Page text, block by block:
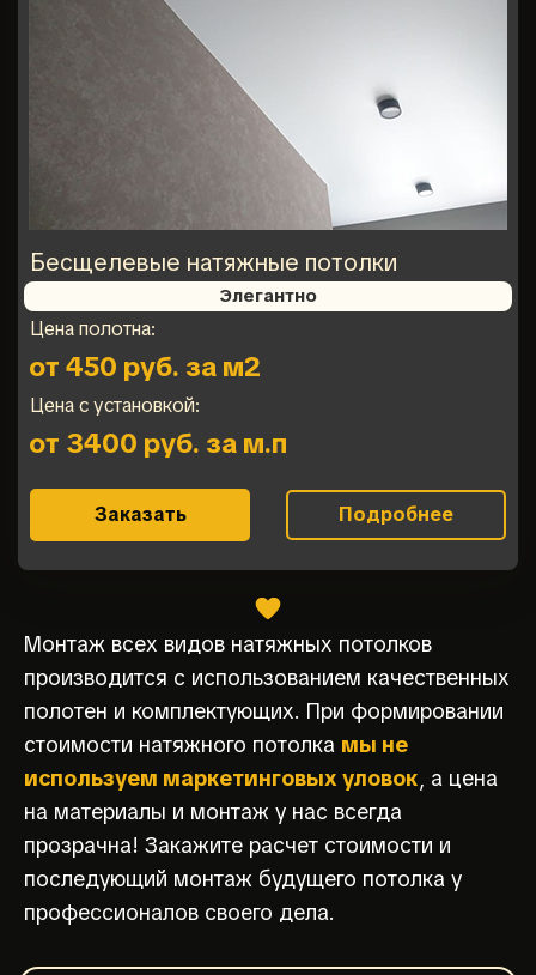
Бесщелевые натяжные потолки
Элегантно
Цена полотна:
от 450 руб. за м2
Цена с установкой:
от 3400 руб. за м.п
Заказать Подробнее
Монтаж всех видов натяжных потолков
производится с использованием качественных
полотен и комплектующих. При формировании
стоимости натяжного потолка мы не
используем маркетинговых уловок , а цена
на материалы и монтаж у нас всегда
прозрачна! Закажите расчет стоимости и
последующий монтаж будущего потолка у
профессионалов своего дела.